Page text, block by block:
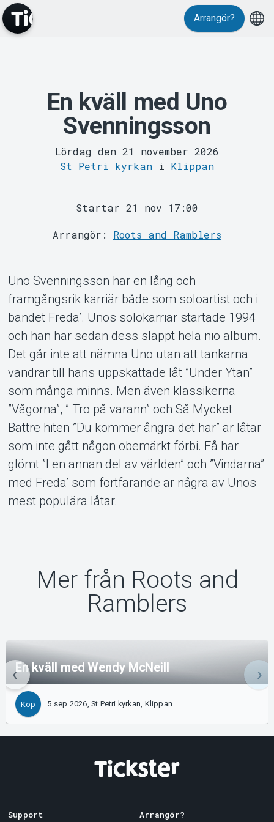
MyTickster
Support
Om Tickster
Arrangör?
En kväll med Uno
Svenningsson
Lördag den 21 november 2026
St Petri kyrkan i Klippan
Startar 21 nov 17:00
Arrangör: Roots and Ramblers
Uno Svenningsson har en lång och
framgångsrik karriär både som soloartist och i
bandet Freda’. Unos solokarriär startade 1994
och han har sedan dess släppt hela nio album.
Det går inte att nämna Uno utan att tankarna
vandrar till hans uppskattade låt ”Under Ytan”
som många minns. Men även klassikerna
”Vågorna”, ” Tro på varann” och Så Mycket
Bättre hiten ”Du kommer ångra det här” är låtar
som inte gått någon obemärkt förbi. Få har
glömt ”I en annan del av världen” och ”Vindarna”
med Freda’ som fortfarande är några av Unos
mest populära låtar.
Mer från Roots and
Ramblers
En kväll med Wendy McNeill
Köp 5 sep 2026, St Petri kyrkan, Klippan
Support Arrangör?